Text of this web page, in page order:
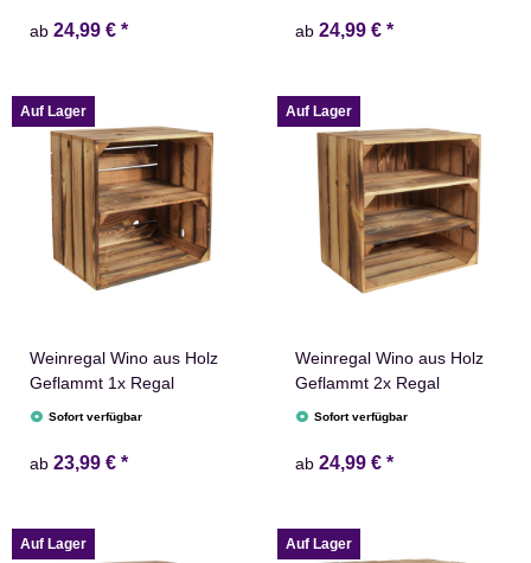
Schubladenbox Holzbox
ab 24,99 € * ab 24,99 € *
Auf Lager
Weinregal Wino aus Holz
Geflammt 1x Regal
Sofort verfügbar
ab 23,99 € *
Auf Lager
Weinregal Wino aus Holz
Geflammt 2x Regal
Sofort verfügbar
ab 24,99 € *
Auf Lager Auf Lager